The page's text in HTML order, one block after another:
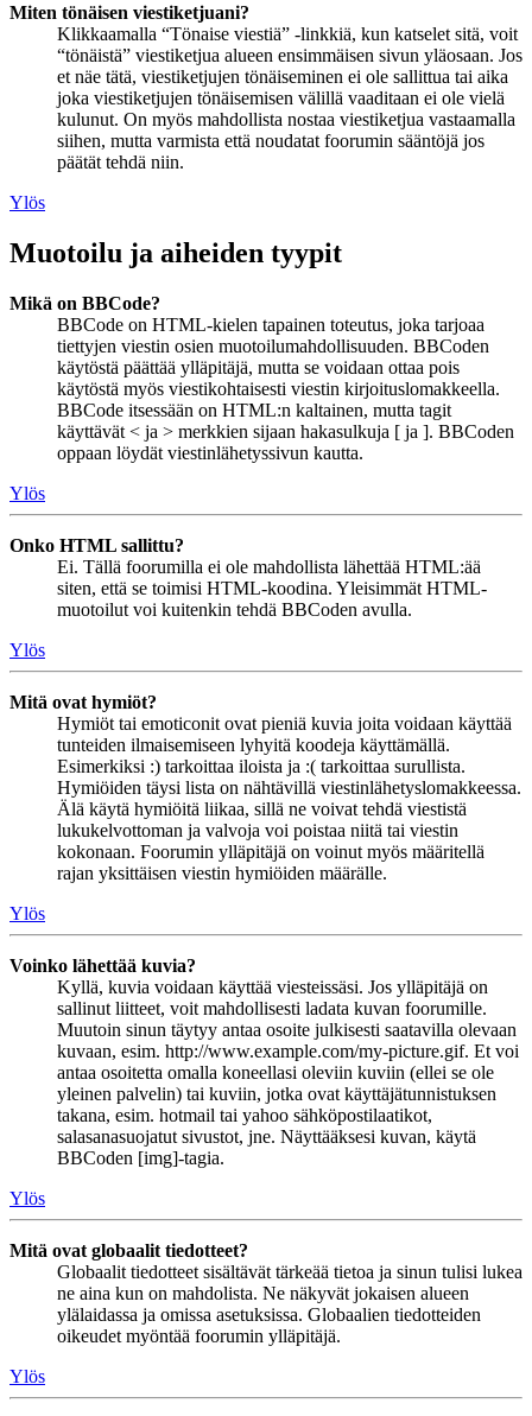
Miten tönäisen viestiketjuani?
Klikkaamalla “Tönaise viestiä” -linkkiä, kun katselet sitä, voit
“tönäistä” viestiketjua alueen ensimmäisen sivun yläosaan. Jos
et näe tätä, viestiketjujen tönäiseminen ei ole sallittua tai aika
joka viestiketjujen tönäisemisen välillä vaaditaan ei ole vielä
kulunut. On myös mahdollista nostaa viestiketjua vastaamalla
siihen, mutta varmista että noudatat foorumin sääntöjä jos
päätät tehdä niin.
Ylös
Muotoilu ja aiheiden tyypit
Mikä on BBCode?
BBCode on HTML-kielen tapainen toteutus, joka tarjoaa
tiettyjen viestin osien muotoilumahdollisuuden. BBCoden
käytöstä päättää ylläpitäjä, mutta se voidaan ottaa pois
käytöstä myös viestikohtaisesti viestin kirjoituslomakkeella.
BBCode itsessään on HTML:n kaltainen, mutta tagit
käyttävät < ja > merkkien sijaan hakasulkuja [ ja ]. BBCoden
oppaan löydät viestinlähetyssivun kautta.
Ylös
Onko HTML sallittu?
Ei. Tällä foorumilla ei ole mahdollista lähettää HTML:ää
siten, että se toimisi HTML-koodina. Yleisimmät HTML-
muotoilut voi kuitenkin tehdä BBCoden avulla.
Ylös
Mitä ovat hymiöt?
Hymiöt tai emoticonit ovat pieniä kuvia joita voidaan käyttää
tunteiden ilmaisemiseen lyhyitä koodeja käyttämällä.
Esimerkiksi :) tarkoittaa iloista ja :( tarkoittaa surullista.
Hymiöiden täysi lista on nähtävillä viestinlähetyslomakkeessa.
Älä käytä hymiöitä liikaa, sillä ne voivat tehdä viestistä
lukukelvottoman ja valvoja voi poistaa niitä tai viestin
kokonaan. Foorumin ylläpitäjä on voinut myös määritellä
rajan yksittäisen viestin hymiöiden määrälle.
Ylös
Voinko lähettää kuvia?
Kyllä, kuvia voidaan käyttää viesteissäsi. Jos ylläpitäjä on
sallinut liitteet, voit mahdollisesti ladata kuvan foorumille.
Muutoin sinun täytyy antaa osoite julkisesti saatavilla olevaan
kuvaan, esim. http://www.example.com/my-picture.gif. Et voi
antaa osoitetta omalla koneellasi oleviin kuviin (ellei se ole
yleinen palvelin) tai kuviin, jotka ovat käyttäjätunnistuksen
takana, esim. hotmail tai yahoo sähköpostilaatikot,
salasanasuojatut sivustot, jne. Näyttääksesi kuvan, käytä
BBCoden [img]-tagia.
Ylös
Mitä ovat globaalit tiedotteet?
Globaalit tiedotteet sisältävät tärkeää tietoa ja sinun tulisi lukea
ne aina kun on mahdolista. Ne näkyvät jokaisen alueen
ylälaidassa ja omissa asetuksissa. Globaalien tiedotteiden
oikeudet myöntää foorumin ylläpitäjä.
Ylös